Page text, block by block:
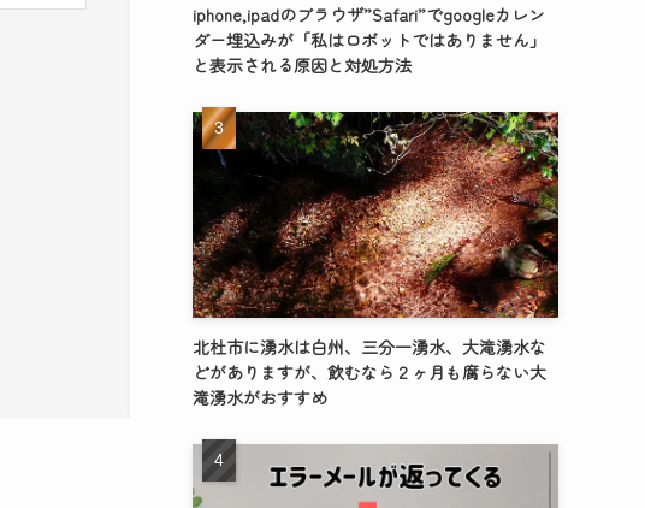
iphone,ipadのブラウザ”Safari”でgoogleカレン
ダー埋込みが「私はロボットではありません」
と表示される原因と対処方法
北杜市に湧水は白州、三分一湧水、大滝湧水な
どがありますが、飲むなら２ヶ月も腐らない大
滝湧水がおすすめ